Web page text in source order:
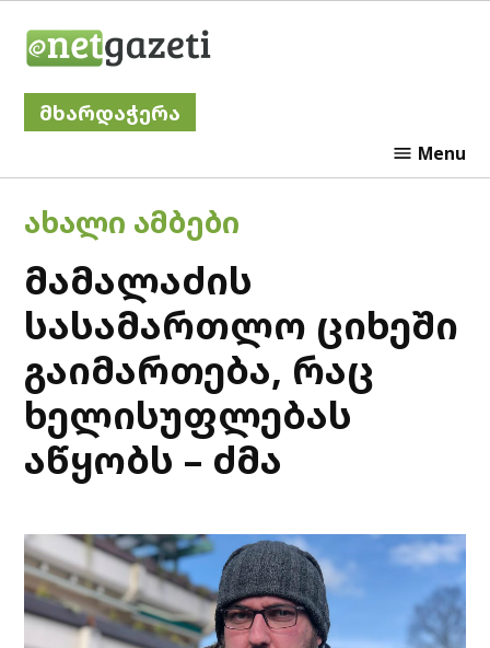
მხარდაჭერა
Menu
POSTED
IN
ᲐᲮᲐᲚᲘ ᲐᲛᲑᲔᲑᲘ
მამალაძის
სასამართლო ციხეში
გაიმართება, რაც
ხელისუფლებას
აწყობს – ძმა